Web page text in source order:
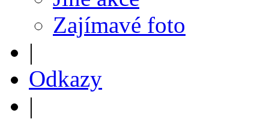
Zajímavé foto
|
Odkazy
|